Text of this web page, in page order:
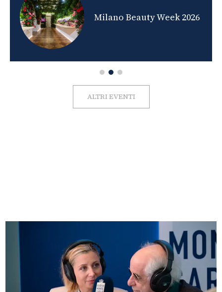
Milano Beauty Week 2026
ALTRI EVENTI